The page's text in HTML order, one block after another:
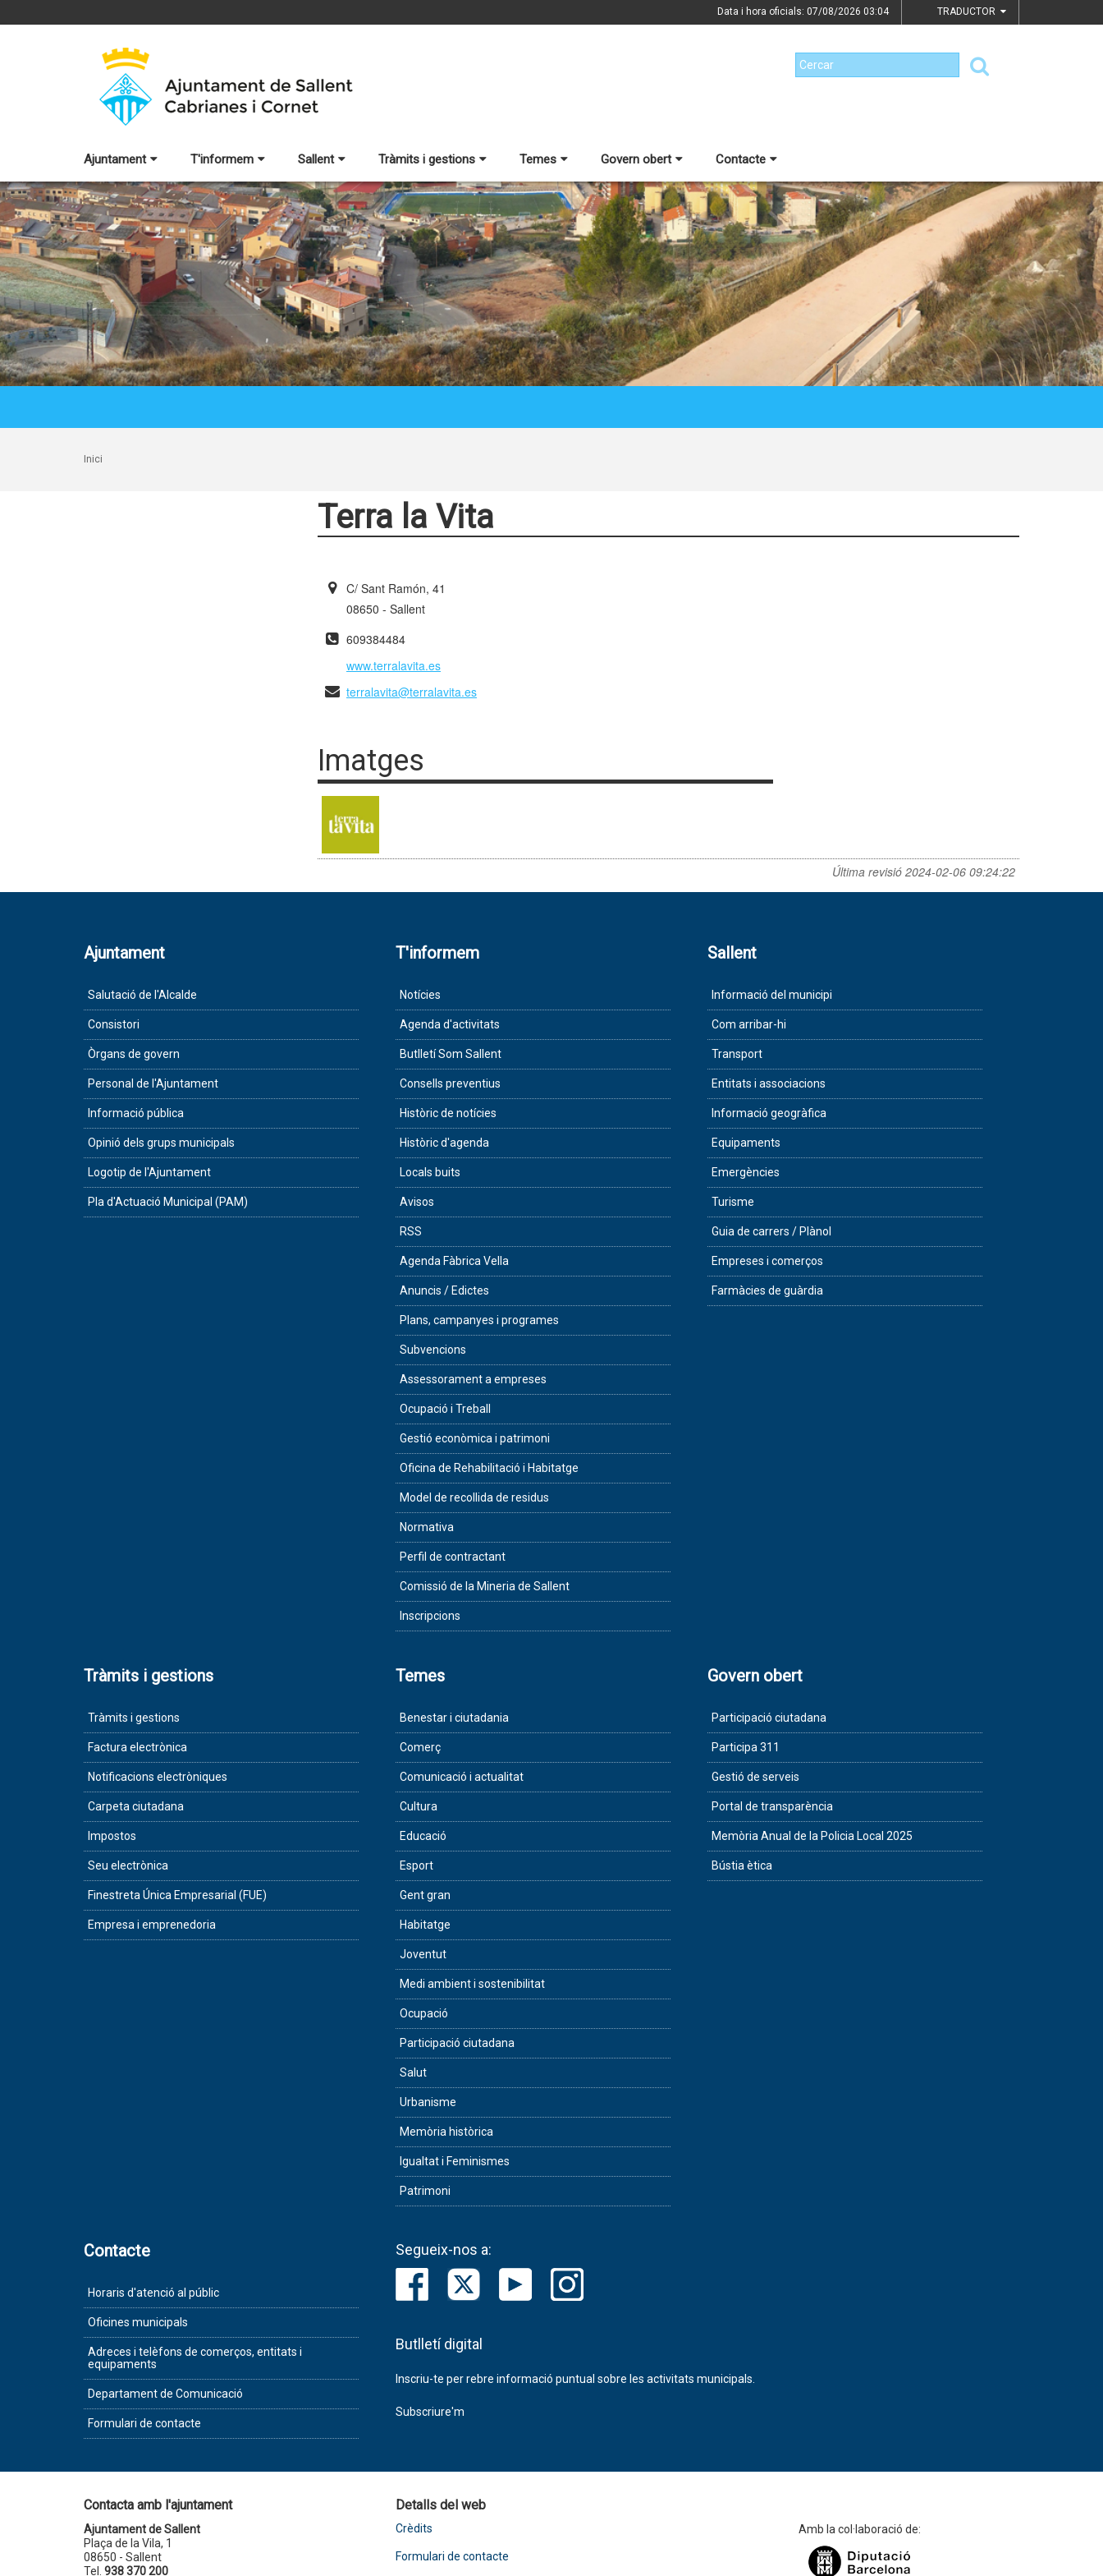
Data i hora oficials: 07/08/2026 03:04 TRADUCTOR
Ajuntament T'informem Sallent Tràmits i gestions Temes Govern obert Contacte
Inici
Terra la Vita
C/ Sant Ramón, 41
08650 - Sallent
609384484
www.terralavita.es
terralavita@terralavita.es
Imatges
Última revisió 2024-02-06 09:24:22
Ajuntament
Salutació de l'Alcalde
Consistori
Òrgans de govern
Personal de l'Ajuntament
Informació pública
Opinió dels grups municipals
Logotip de l'Ajuntament
Pla d'Actuació Municipal (PAM)
T'informem
Notícies
Agenda d'activitats
Butlletí Som Sallent
Consells preventius
Històric de notícies
Històric d'agenda
Locals buits
Avisos
RSS
Agenda Fàbrica Vella
Anuncis / Edictes
Plans, campanyes i programes
Subvencions
Assessorament a empreses
Ocupació i Treball
Gestió econòmica i patrimoni
Oficina de Rehabilitació i Habitatge
Model de recollida de residus
Normativa
Perfil de contractant
Comissió de la Mineria de Sallent
Inscripcions
Sallent
Informació del municipi
Com arribar-hi
Transport
Entitats i associacions
Informació geogràfica
Equipaments
Emergències
Turisme
Guia de carrers / Plànol
Empreses i comerços
Farmàcies de guàrdia
Tràmits i gestions
Tràmits i gestions
Factura electrònica
Notificacions electròniques
Carpeta ciutadana
Impostos
Seu electrònica
Finestreta Única Empresarial (FUE)
Empresa i emprenedoria
Temes
Benestar i ciutadania
Comerç
Comunicació i actualitat
Cultura
Educació
Esport
Gent gran
Habitatge
Joventut
Medi ambient i sostenibilitat
Ocupació
Participació ciutadana
Salut
Urbanisme
Memòria històrica
Igualtat i Feminismes
Patrimoni
Govern obert
Participació ciutadana
Participa 311
Gestió de serveis
Portal de transparència
Memòria Anual de la Policia Local 2025
Bústia ètica
Contacte
Horaris d'atenció al públic
Oficines municipals
Adreces i telèfons de comerços, entitats i
equipaments
Departament de Comunicació
Formulari de contacte
Segueix-nos a:
Butlletí digital
Inscriu-te per rebre informació puntual sobre les activitats municipals.
Subscriure'm
Contacta amb l'ajuntament
Ajuntament de Sallent
Plaça de la Vila, 1
08650 - Sallent
Tel. 938 370 200
Detalls del web
Crèdits
Formulari de contacte
Amb la col·laboració de: